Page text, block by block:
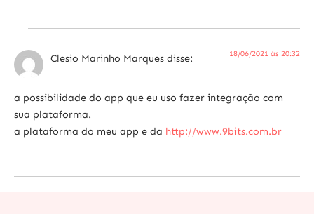
Clesio Marinho Marques disse: 18/06/2021 às 20:32
a possibilidade do app que eu uso fazer integração com
sua plataforma.
a plataforma do meu app e da http://www.9bits.com.br